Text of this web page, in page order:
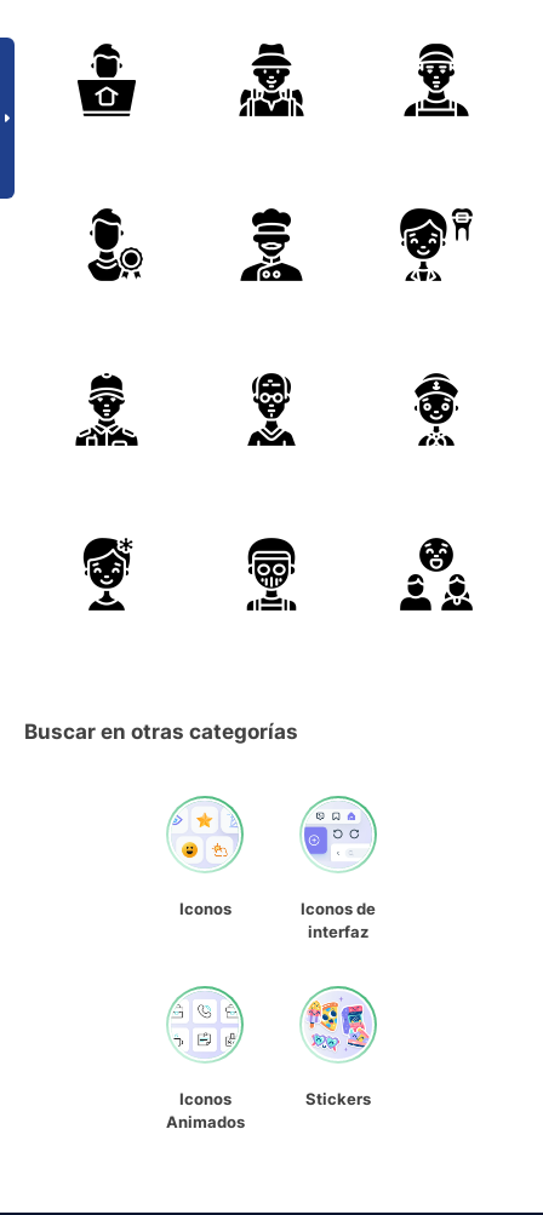
Buscar en otras categorías
Iconos
Iconos de
interfaz
Iconos
Animados
Stickers